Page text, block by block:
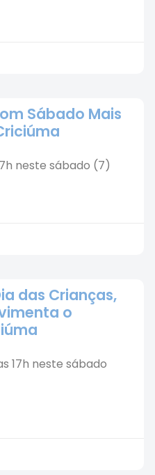
Sábado Mais
neste sábado (7)
das Crianças,
o
17h neste sábado